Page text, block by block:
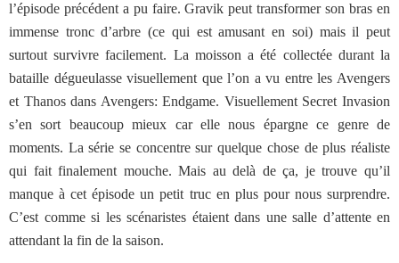
l’épisode précédent a pu faire. Gravik peut transformer son bras en
immense tronc d’arbre (ce qui est amusant en soi) mais il peut
surtout survivre facilement. La moisson a été collectée durant la
bataille dégueulasse visuellement que l’on a vu entre les Avengers
et Thanos dans Avengers: Endgame. Visuellement Secret Invasion
s’en sort beaucoup mieux car elle nous épargne ce genre de
moments. La série se concentre sur quelque chose de plus réaliste
qui fait finalement mouche. Mais au delà de ça, je trouve qu’il
manque à cet épisode un petit truc en plus pour nous surprendre.
C’est comme si les scénaristes étaient dans une salle d’attente en
attendant la fin de la saison.